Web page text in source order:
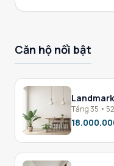
Căn hộ nổi bật
Tầng 35 •